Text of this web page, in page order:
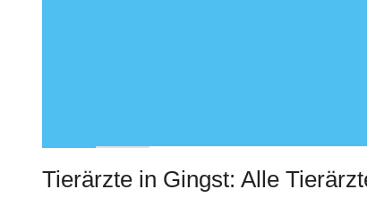
Tierärzte in Gingst: Alle